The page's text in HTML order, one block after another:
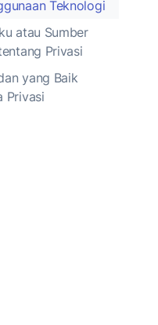
Teknologi
atau Sumber
Privasi
yang Baik
Privasi